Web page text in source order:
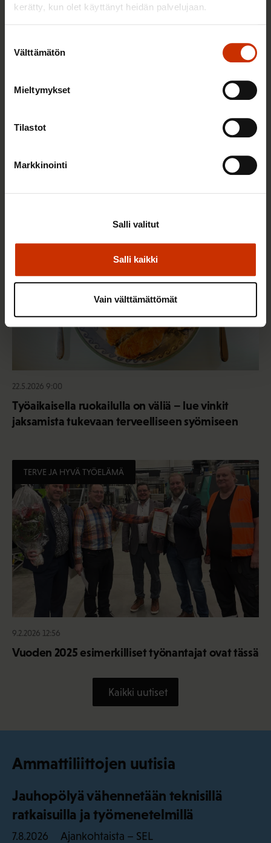
kerätty, kun olet käyttänyt heidän palvelujaan.
valinta
Välttämätön
Mieltymykset
Tilastot
Markkinointi
Salli kaikki
Salli valitut
Vain välttämättömät
Työmarkkinakeskusjärjestöt: Tuottava ja
TERVE JA HYVÄ TYÖELÄMÄ
22.5.2026 9:00
Työaikaisella ruokailulla on väliä – lue vinkit
jaksamista tukevaan terveelliseen syömiseen
TERVE JA HYVÄ TYÖELÄMÄ
9.2.2026 12:56
Vuoden 2025 esimerkilliset työnantajat ovat tässä
Kaikki uutiset
Ammattiliittojen uutisia
Jauhopölyä vähennetään teknisillä
ratkaisuilla ja työmenetelmillä
7.8.2026 Ajankohtaista – SEL